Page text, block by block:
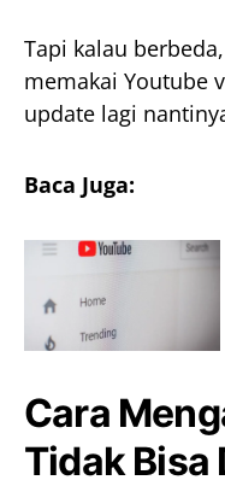
Tapi kalau
memakai Youtube
update lagi
Baca Juga:
Cara
Tidak Bisa